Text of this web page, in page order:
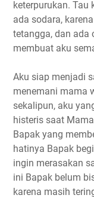
keterpurukan. Tau
ada sodara,
tetangga, dan ada
membuat aku
Aku siap menjadi
menemani mama
sekalipun, aku
histeris saat
Bapak yang
hatinya Bapak
ingin merasakan
ini Bapak belum
karena masih